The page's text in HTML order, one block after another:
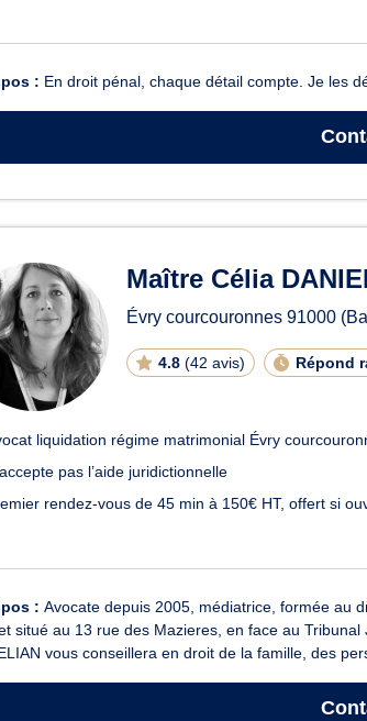
: En droit pénal, chaque détail compte. Je les
Maître Célia
Évry courcouronnes 91000
4.8 (42 avis) Répond
liquidation régime matrimonial Évry
pas l’aide juridictionnelle
rendez-vous de 45 min à 150€ HT, offert si
: Avocate depuis 2005, médiatrice, formée au
situé au 13 rue des Mazieres, en face au
vous conseillera en droit de la famille, des